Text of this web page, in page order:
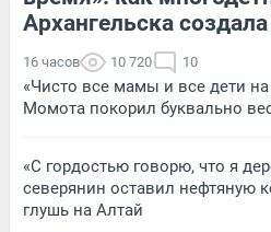
Архангельска
16 часов 10 720 10
«Чисто все мамы и все дети
Момота покорил буквально
«С гордостью говорю, что я
северянин оставил нефтяную
глушь на Алтай